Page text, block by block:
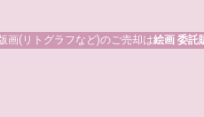
画(リトグラフなど)のご売却は絵画 委託